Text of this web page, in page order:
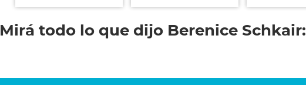
Mirá todo lo que dijo Berenice Schkair: